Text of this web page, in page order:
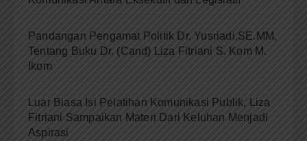
Pandangan Pengamat Politik Dr. Yusriadi.SE.MM,
Tentang Buku Dr. (Cand) Liza Fitriani S. Kom M.
Ikom
Luar Biasa Isi Pelatihan Komunikasi Publik, Liza
Fitriani Sampaikan Materi Dari Keluhan Menjadi
Aspirasi